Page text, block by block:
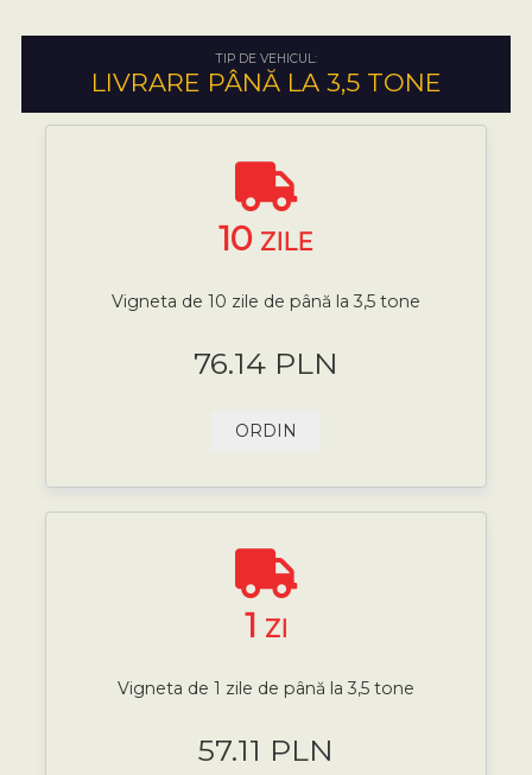
TIP DE VEHICUL:
LIVRARE PÂNĂ LA 3,5 TONE
10 ZILE
Vigneta de 10 zile de până la 3,5 tone
76.14 PLN
ORDIN
1 ZI
Vigneta de 1 zile de până la 3,5 tone
57.11 PLN